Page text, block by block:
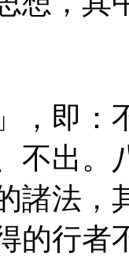
即：
不出。
諸法，
的行者